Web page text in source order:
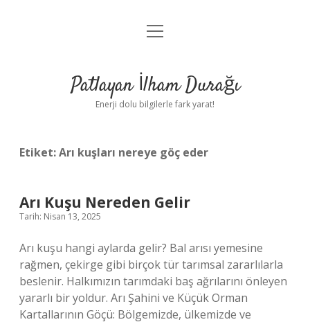
Anasayfa
Yasal Uyarı
menüyü
Patlayan İlham Durağı
Enerji dolu bilgilerle fark yarat!
Etiket:Arı kuşları nereye göç eder
Arı Kuşu Nereden Gelir
Tarih: Nisan 13, 2025
Arı kuşu hangi aylarda gelir? Bal arısı yemesine
rağmen, çekirge gibi birçok tür tarımsal zararlılarla
beslenir. Halkımızın tarımdaki baş ağrılarını önleyen
yararlı bir yoldur. Arı Şahini ve Küçük Orman
Kartallarının Göçü: Bölgemizde, ülkemizde ve